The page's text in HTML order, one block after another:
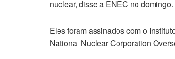
nuclear, disse a ENEC no domingo.
Eles foram assinados com o
National Nuclear Corporation